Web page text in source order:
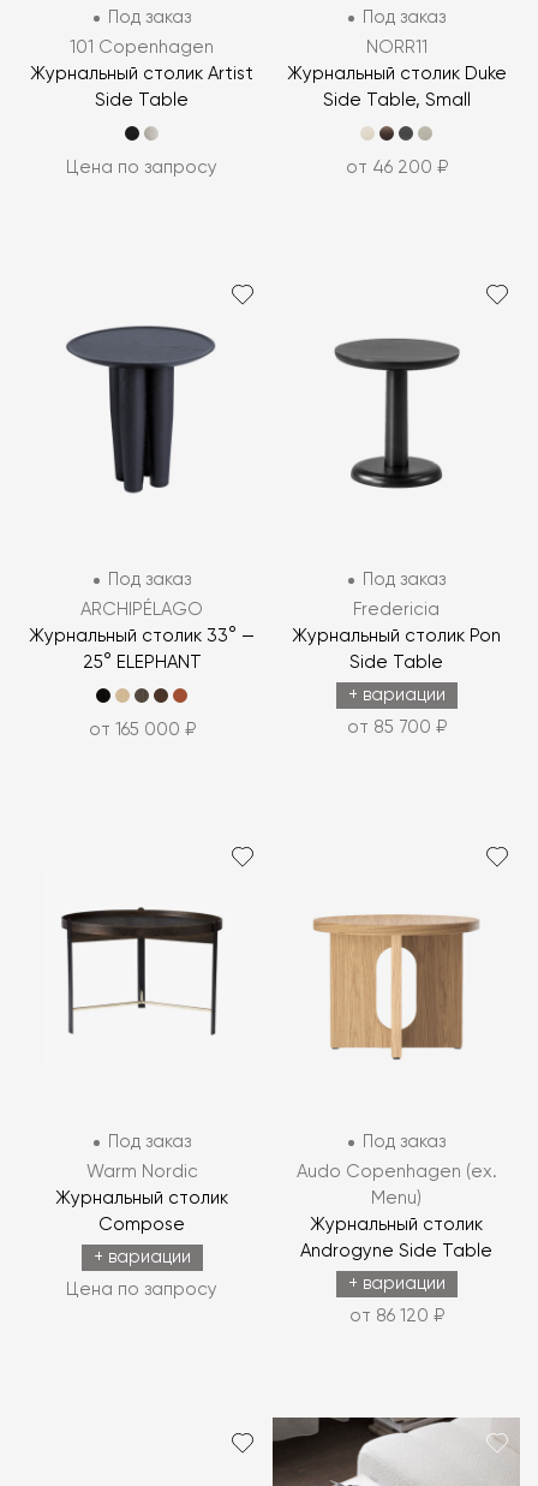
Под заказ
101 Copenhagen
Журнальный столик Artist
Side Table
Цена по запросу
Под заказ
NORR11
Журнальный столик Duke
Side Table, Small
от 46 200 ₽
Под заказ
ARCHIPÉLAGO
Журнальный столик 33° —
25° ELEPHANT
от 165 000 ₽
Под заказ
Fredericia
Журнальный столик Pon
Side Table
+ вариации
от 85 700 ₽
Под заказ
Warm Nordic
Журнальный столик
Compose
+ вариации
Цена по запросу
Под заказ
Audo Copenhagen (ex.
Menu)
Журнальный столик
Androgyne Side Table
+ вариации
от 86 120 ₽